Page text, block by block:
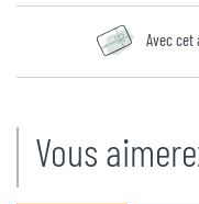
Avec cet
Vous